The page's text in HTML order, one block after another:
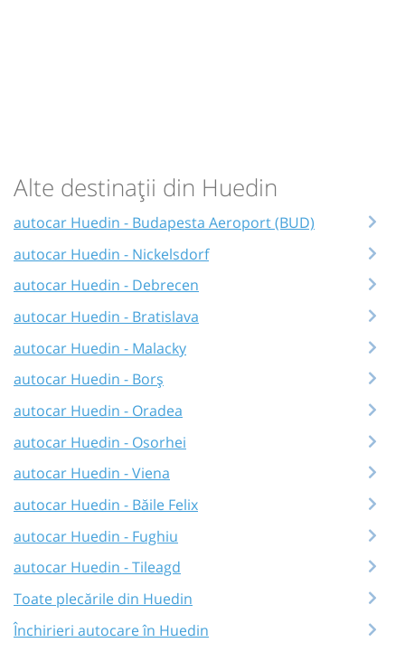
Alte destinații din Huedin
autocar Huedin - Budapesta Aeroport (BUD)
autocar Huedin - Nickelsdorf
autocar Huedin - Debrecen
autocar Huedin - Bratislava
autocar Huedin - Malacky
autocar Huedin - Borș
autocar Huedin - Oradea
autocar Huedin - Osorhei
autocar Huedin - Viena
autocar Huedin - Băile Felix
autocar Huedin - Fughiu
autocar Huedin - Tileagd
Toate plecările din Huedin
Închirieri autocare în Huedin